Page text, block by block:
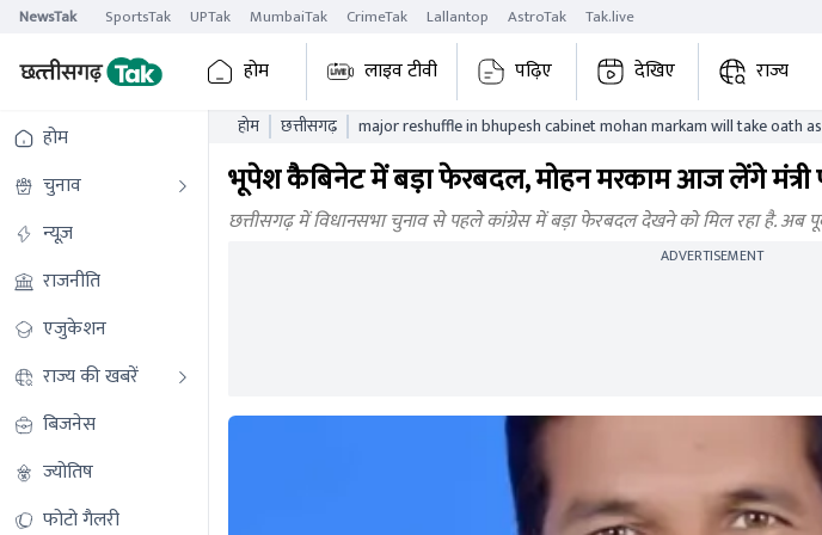
NewsTak SportsTak UPTak MumbaiTak CrimeTak Lallantop AstroTak Tak.live
होम लाइव टीवी पढ़िए देखिए राज्य
होम
चुनाव
न्यूज़
राजनीति
एजुकेशन
राज्य की खबरें
बिजनेस
ज्योतिष
फोटो गैलरी
होम छत्तीसगढ़
major reshuffle in bhupesh cabinet mohan markam will take oath as
भूपेश कैबिनेट में बड़ा फेरबदल, मोहन मरकाम आज लेंगे
छत्तीसगढ़ में विधानसभा चुनाव से पहले कांग्रेस में बड़ा फेरबदल देखने को मिल रहा है. अब
ADVERTISEMENT